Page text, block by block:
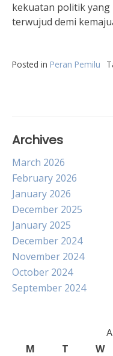
kekuatan politik
terwujud demi
Posted in Peran Pemilu
Archives
March 2026
February 2026
January 2026
December 2025
January 2025
December 2024
November 2024
October 2024
September 2024
M
T W